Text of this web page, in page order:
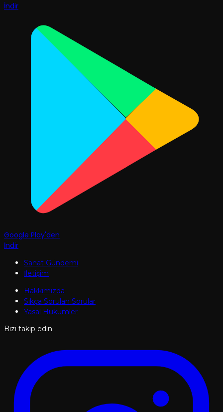
İndir
Google Play'den
İndir
Sanat Gündemi
İletişim
Hakkımızda
Sıkça Sorulan Sorular
Yasal Hükümler
Bizi takip edin